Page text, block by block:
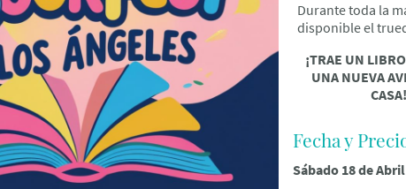
Durante toda la
disponible el
¡TRAE UN
UNA NUEVA
CASA!
Fecha y
Sábado 18 de Abril